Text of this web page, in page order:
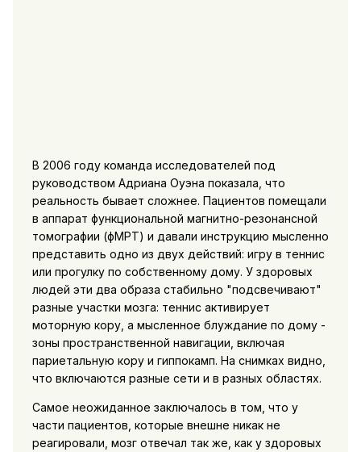
В 2006 году команда исследователей под
руководством Адриана Оуэна показала, что
реальность бывает сложнее. Пациентов помещали
в аппарат функциональной магнитно-резонансной
томографии (фМРТ) и давали инструкцию мысленно
представить одно из двух действий: игру в теннис
или прогулку по собственному дому. У здоровых
людей эти два образа стабильно "подсвечивают"
разные участки мозга: теннис активирует
моторную кору, а мысленное блуждание по дому -
зоны пространственной навигации, включая
париетальную кору и гиппокамп. На снимках видно,
что включаются разные сети и в разных областях.
Самое неожиданное заключалось в том, что у
части пациентов, которые внешне никак не
реагировали, мозг отвечал так же, как у здоровых